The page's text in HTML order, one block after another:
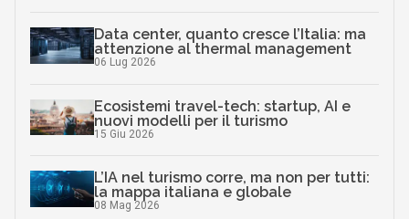
Data center, quanto cresce l’Italia: ma
attenzione al thermal management
06 Lug 2026
Ecosistemi travel-tech: startup, AI e
nuovi modelli per il turismo
15 Giu 2026
L’IA nel turismo corre, ma non per tutti:
la mappa italiana e globale
08 Mag 2026